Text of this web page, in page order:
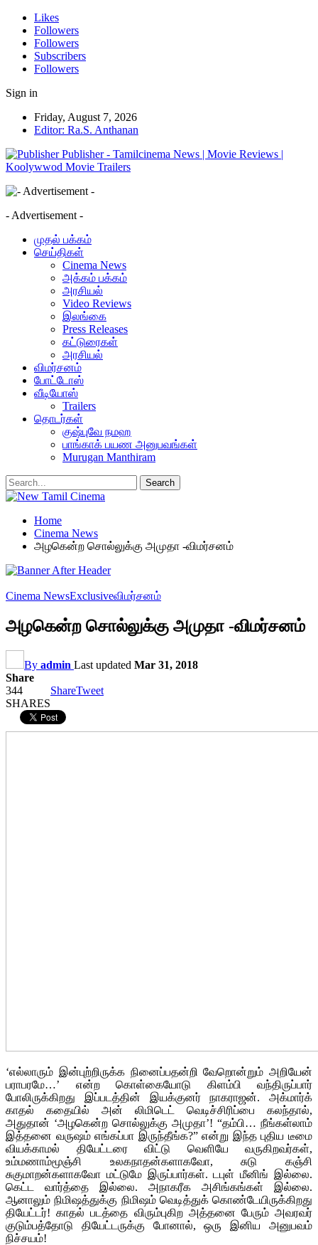
Likes
Followers
Followers
Subscribers
Followers
Sign in
Friday, August 7, 2026
Editor: Ra.S. Anthanan
Publisher - Tamilcinema News | Movie Reviews |
Koolywwod Movie Trailers
- Advertisement -
முதல் பக்கம்
செய்திகள்
Cinema News
அக்கம் பக்கம்
அரசியல்
Video Reviews
இலங்கை
Press Releases
கட்டுரைகள்
அரசியல்
விமர்சனம்
போட்டோஸ்
வீடியோஸ்
Trailers
தொடர்கள்
குஷ்புவே நமஹ
பாங்காக் பயண அனுபவங்கள்
Murugan Manthiram
Home
Cinema News
அழகென்ற சொல்லுக்கு அமுதா -விமர்சனம்
Cinema NewsExclusiveவிமர்சனம்
அழகென்ற சொல்லுக்கு அமுதா -விமர்சனம்
By admin Last updated Mar 31, 2018
Share
344
SHARES
ShareTweet
‘எல்லாரும் இன்புற்றிருக்க நினைப்பதன்றி வேறொன்றும் அறியேன்
பராபரமே…’ என்ற கொள்கையோடு கிளம்பி வந்திருப்பார்
போலிருக்கிறது இப்படத்தின் இயக்குனர் நாகராஜன். அக்மார்க்
காதல் கதையில் அன் லிமிடெட் வெடிச்சிரிப்பை கலந்தால்,
அதுதான் ‘அழகென்ற சொல்லுக்கு அமுதா’! “தம்பி… நீங்கள்லாம்
இத்தனை வருஷம் எங்கப்பா இருந்தீங்க?” என்று இந்த புதிய டீமை
வியக்காமல் தியேட்டரை விட்டு வெளியே வருகிறவர்கள்,
உம்மணாம்மூஞ்சி உலகநாதன்களாகவோ, சுடு கஞ்சி
சுகுமாறன்களாகவோ மட்டுமே இருப்பார்கள்.டபுள் மீனிங் இல்லை.
கெட்ட வார்த்தை இல்லை. அநாகரீக அசிங்கங்கள் இல்லை.
ஆனாலும் நிமிஷத்துக்கு நிமிஷம் வெடித்துக் கொண்டேயிருக்கிறது
தியேட்டர்! காதல் படத்தை விரும்புகிற அத்தனை பேரும் அவரவர்
குடும்பத்தோடு தியேட்டருக்கு போனால், ஒரு இனிய அனுபவம்
நிச்சயம்!